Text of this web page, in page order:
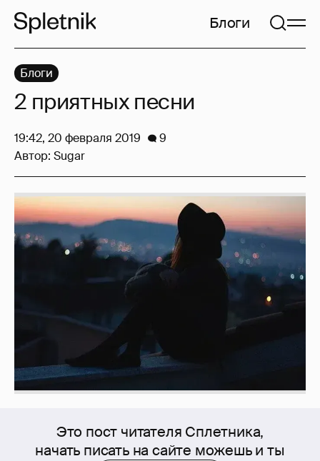
Блоги
Это пост читателя Сплетника,
начать писать на сайте можешь и ты
Блоги
2 приятных песни
19:42, 20 февраля 2019
9
Автор: Sugar